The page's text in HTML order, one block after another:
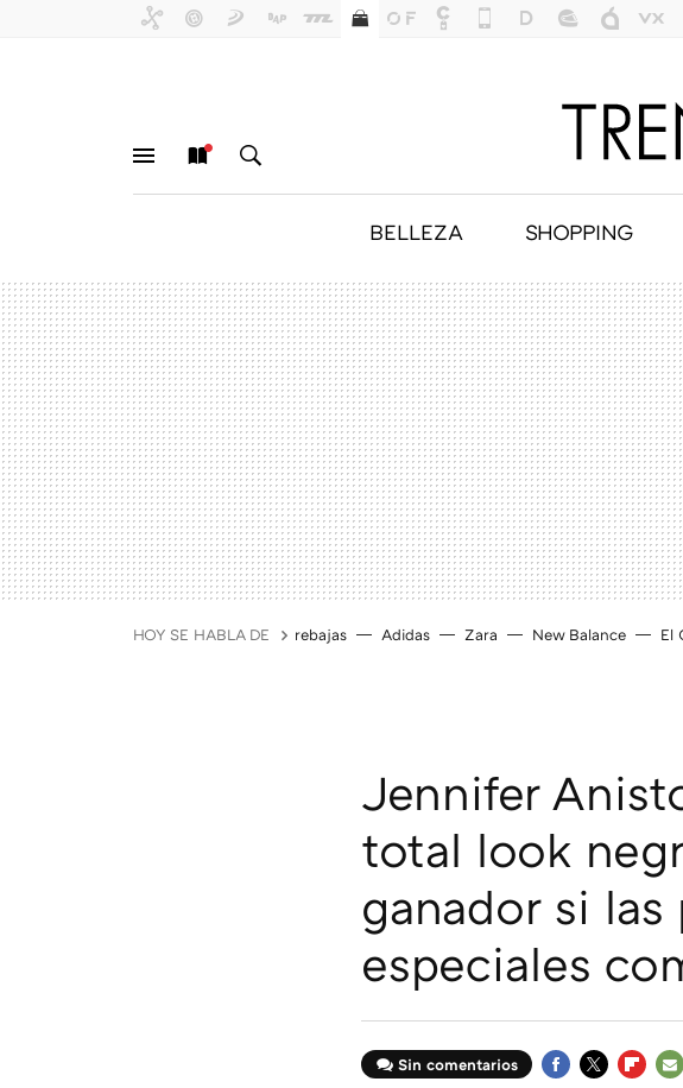
BELLEZA SHOPPING
HOY SE HABLA DE rebajas Adidas Zara New Balance El
Jennifer
total look
ganador si las
especiales
Sin comentarios